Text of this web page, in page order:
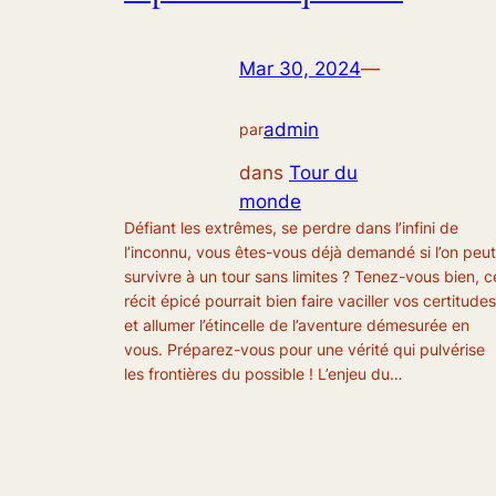
Mar 30, 2024—
paradmin
dans Tour du
monde
Défiant les extrêmes, se perdre dans l’infini de
l’inconnu, vous êtes-vous déjà demandé si l’on peut
survivre à un tour sans limites ? Tenez-vous bien,
récit épicé pourrait bien faire vaciller vos certitudes
et allumer l’étincelle de l’aventure démesurée en
vous. Préparez-vous pour une vérité qui pulvérise
les frontières du possible ! L’enjeu du…